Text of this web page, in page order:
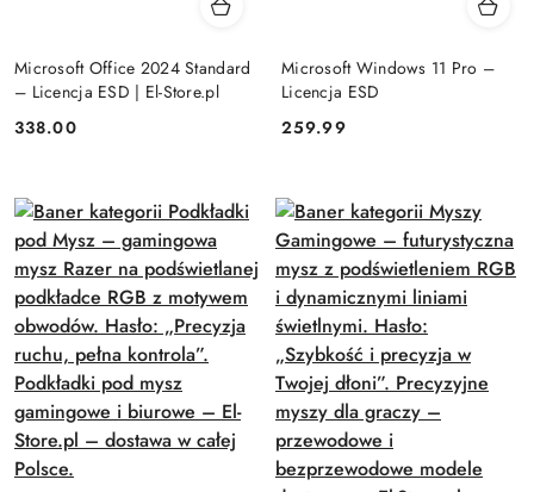
Microsoft Office 2024 Standard
– Licencja ESD | El-Store.pl
Cena:
338.00
Microsoft Windows 11 Pro –
Licencja ESD
Cena:
259.99